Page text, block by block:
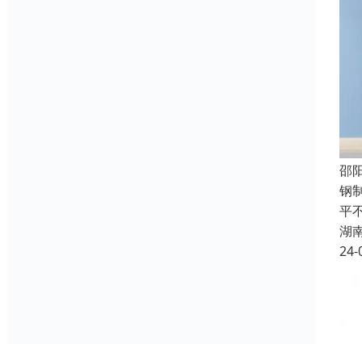
邵
钢
平
湖
24-